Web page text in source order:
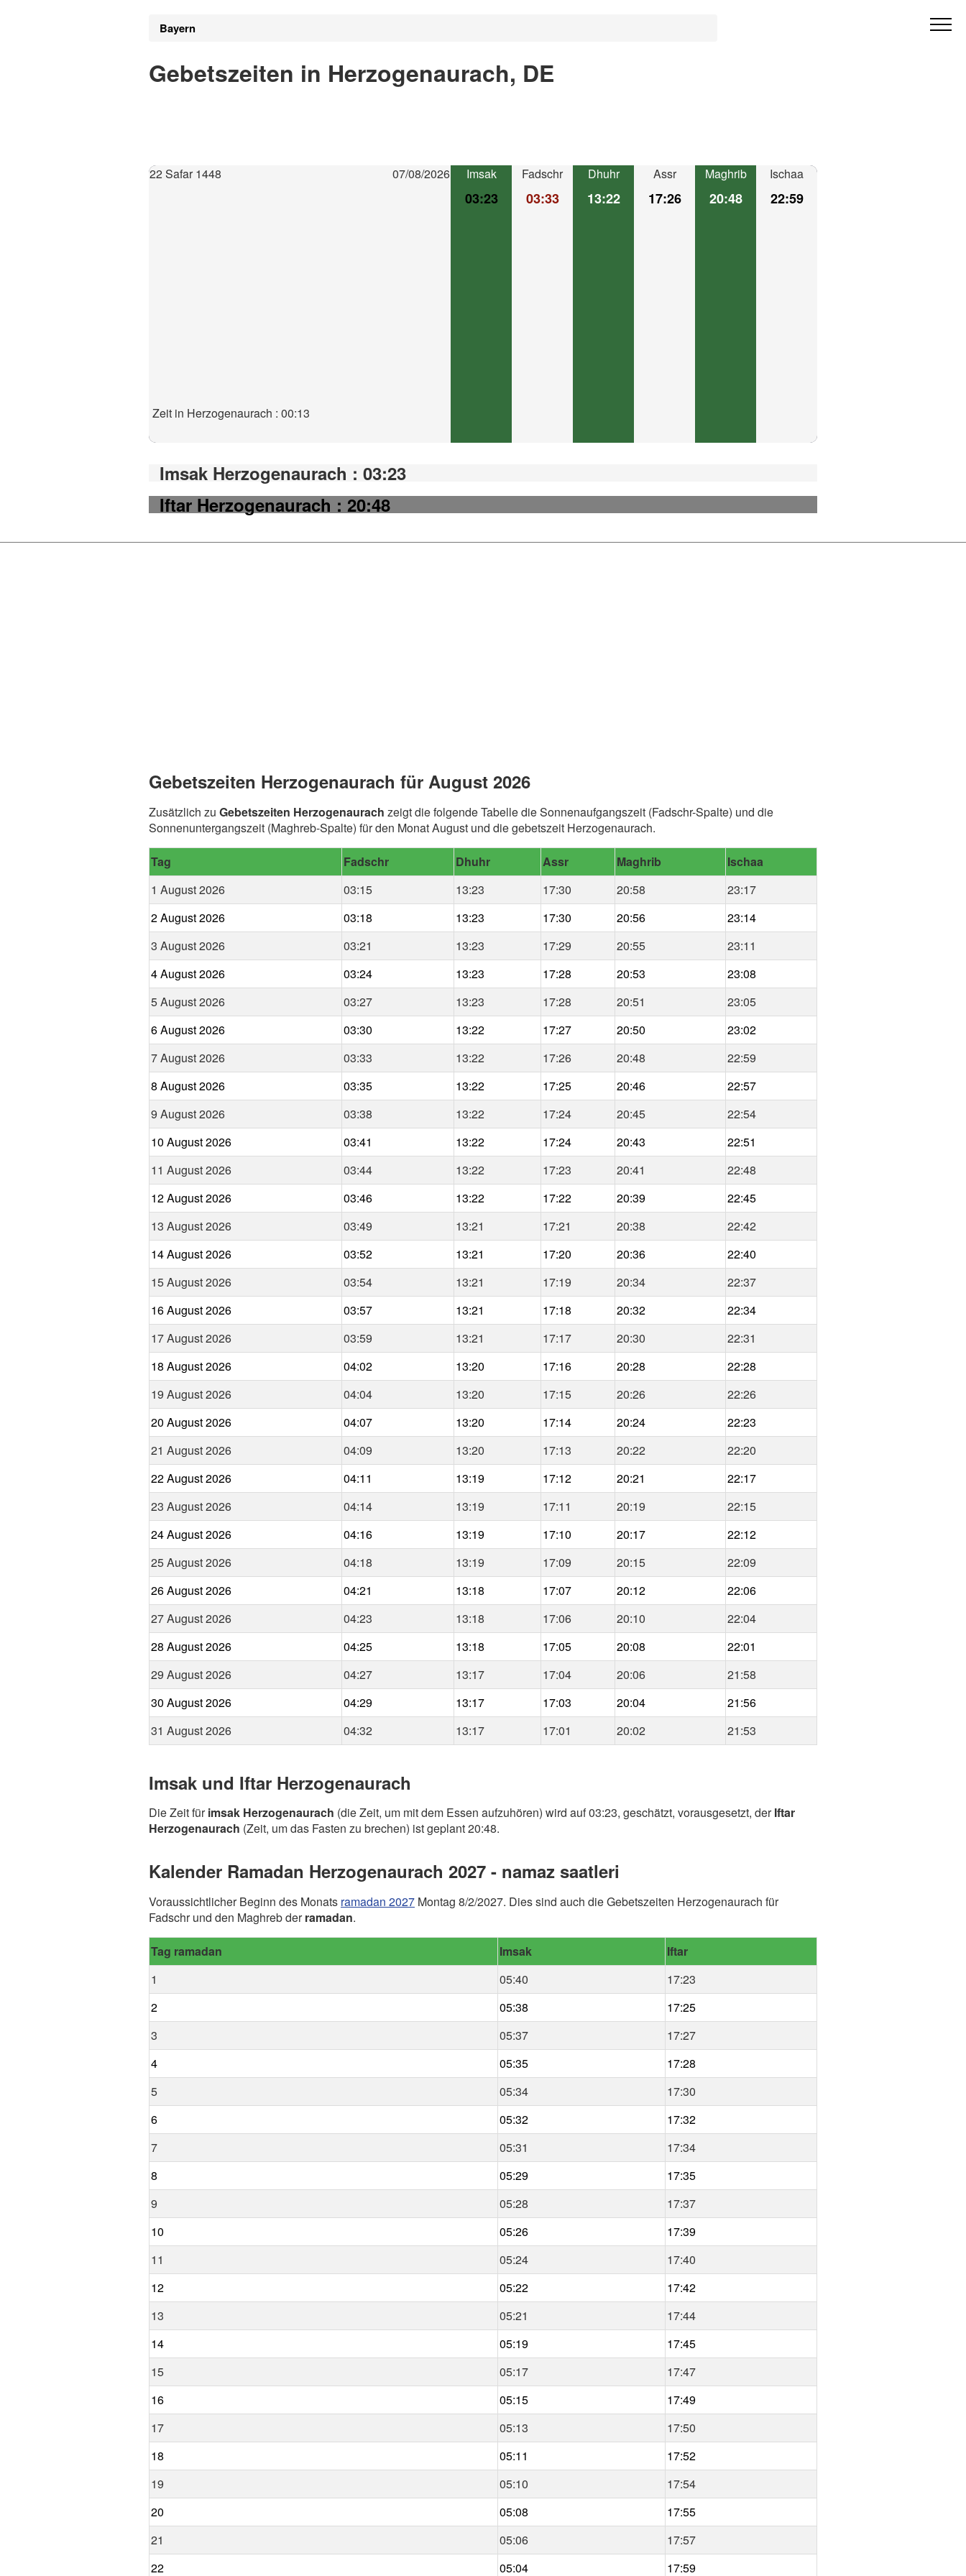
Bayern
Gebetszeiten in Herzogenaurach, DE
22 Safar 1448 07/08/2026
Zeit in Herzogenaurach : 00:13
Imsak
03:23
Fadschr
03:33
Dhuhr
13:22
Assr
17:26
Maghrib
20:48
Ischaa
22:59
Imsak Herzogenaurach : 03:23
Iftar Herzogenaurach : 20:48
Gebetszeiten Herzogenaurach für August 2026
Zusätzlich zu Gebetszeiten Herzogenaurach zeigt die folgende Tabelle die Sonnenaufgangszeit (Fadschr-Spalte) und die
Sonnenuntergangszeit (Maghreb-Spalte) für den Monat August und die gebetszeit Herzogenaurach.
Tag Fadschr Dhuhr Assr Maghrib
Ischaa
1 August 2026
03:15 13:23 17:30 20:58
23:17
2 August 2026
03:18 13:23 17:30 20:56
23:14
3 August 2026
03:21 13:23 17:29 20:55
23:11
4 August 2026
03:24 13:23 17:28 20:53
23:08
5 August 2026
03:27 13:23 17:28 20:51
23:05
6 August 2026
03:30 13:22 17:27 20:50
23:02
7 August 2026
03:33 13:22 17:26 20:48
22:59
8 August 2026
03:35 13:22 17:25 20:46
22:57
9 August 2026
03:38 13:22 17:24 20:45
22:54
10 August 2026
03:41 13:22 17:24 20:43
22:51
11 August 2026
03:44 13:22 17:23 20:41
22:48
12 August 2026
03:46 13:22 17:22 20:39
22:45
13 August 2026
03:49 13:21 17:21 20:38
22:42
14 August 2026
03:52 13:21 17:20 20:36
22:40
15 August 2026
03:54 13:21 17:19 20:34
22:37
16 August 2026
03:57 13:21 17:18 20:32
22:34
17 August 2026
03:59 13:21 17:17 20:30
22:31
18 August 2026
04:02 13:20 17:16 20:28
22:28
19 August 2026
04:04 13:20 17:15 20:26
22:26
20 August 2026
04:07 13:20 17:14 20:24
22:23
21 August 2026
04:09 13:20 17:13 20:22
22:20
22 August 2026
04:11 13:19 17:12 20:21
22:17
23 August 2026
04:14 13:19 17:11 20:19
22:15
24 August 2026
04:16 13:19 17:10 20:17
22:12
25 August 2026
04:18 13:19 17:09 20:15
22:09
26 August 2026
04:21 13:18 17:07 20:12
22:06
27 August 2026
04:23 13:18 17:06 20:10
22:04
28 August 2026
04:25 13:18 17:05 20:08
22:01
29 August 2026
04:27 13:17 17:04 20:06
21:58
30 August 2026
04:29 13:17 17:03 20:04
21:56
31 August 2026
04:32 13:17 17:01 20:02 21:53
Imsak und Iftar Herzogenaurach
Die Zeit fürimsak Herzogenaurach (die Zeit, um mit dem Essen aufzuhören) wird auf 03:23, geschätzt, vorausgesetzt, derIftar
Herzogenaurach (Zeit, um das Fasten zu brechen) ist geplant 20:48.
Kalender Ramadan Herzogenaurach 2027 - namaz saatleri
Voraussichtlicher Beginn des Monats ramadan 2027 Montag 8/2/2027. Dies sind auch die Gebetszeiten Herzogenaurach für
Fadschr und den Maghreb derramadan.
Tag ramadan Imsak
Iftar
1
05:40
17:23
2
05:38
17:25
3
05:37
17:27
4
05:35
17:28
5
05:34
17:30
6
05:32
17:32
7
05:31
17:34
8
05:29
17:35
9
05:28
17:37
10
05:26
17:39
11
05:24
17:40
12
05:22
17:42
13
05:21
17:44
14
05:19
17:45
15
05:17
17:47
16
05:15
17:49
17
05:13
17:50
18
05:11
17:52
19
05:10
17:54
20
05:08
17:55
21
05:06
17:57
22
05:04 17:59